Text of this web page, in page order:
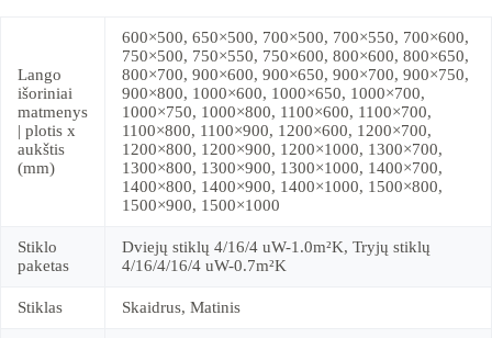
Lango
išoriniai
matmenys
| plotis x
aukštis
(mm)
600×500, 650×500, 700×500, 700×550, 700×600,
750×500, 750×550, 750×600, 800×600, 800×650,
800×700, 900×600, 900×650, 900×700, 900×750,
900×800, 1000×600, 1000×650, 1000×700,
1000×750, 1000×800, 1100×600, 1100×700,
1100×800, 1100×900, 1200×600, 1200×700,
1200×800, 1200×900, 1200×1000, 1300×700,
1300×800, 1300×900, 1300×1000, 1400×700,
1400×800, 1400×900, 1400×1000, 1500×800,
1500×900, 1500×1000
Stiklo
paketas
Dviejų stiklų 4/16/4 uW-1.0m²K, Tryjų stiklų
4/16/4/16/4 uW-0.7m²K
Stiklas Skaidrus, Matinis